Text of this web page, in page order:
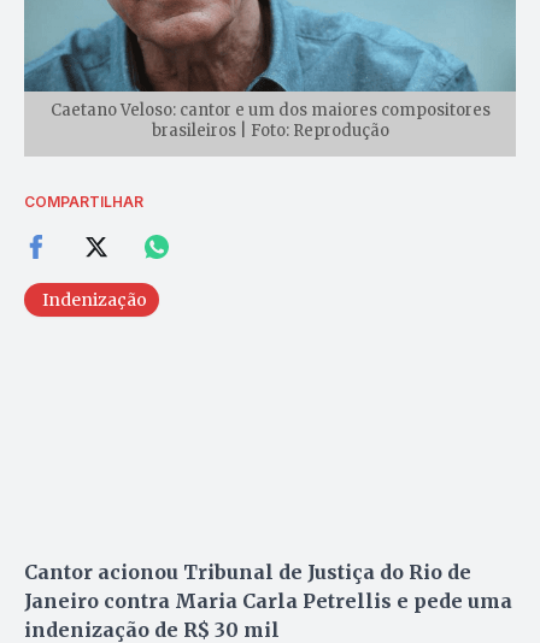
Caetano Veloso: cantor e um dos maiores compositores
brasileiros | Foto: Reprodução
COMPARTILHAR
Indenização
Cantor acionou Tribunal de Justiça do Rio de
Janeiro contra Maria Carla Petrellis e pede uma
indenização de R$ 30 mil